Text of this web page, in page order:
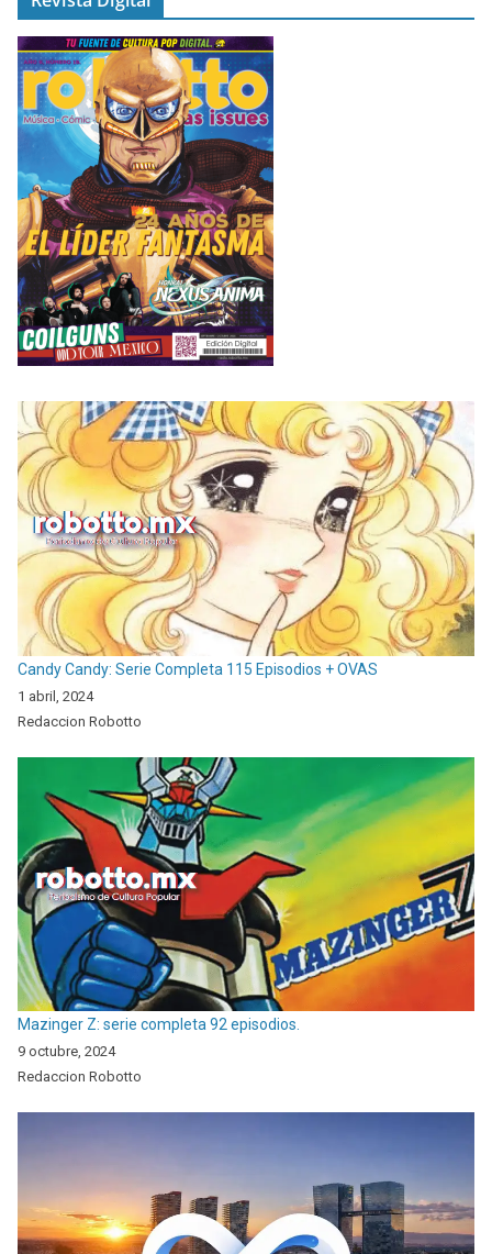
Candy Candy: Serie Completa 115 Episodios + OVAS
1 abril, 2024
Redaccion Robotto
Mazinger Z: serie completa 92 episodios.
9 octubre, 2024
Redaccion Robotto